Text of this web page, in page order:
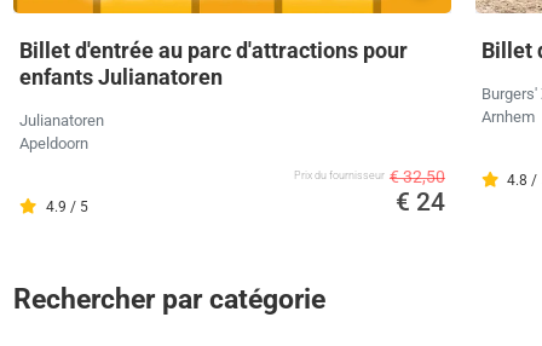
Billet d'entrée au parc d'attractions pour
enfants Julianatoren
Julianatoren
Apeldoorn
4.9 / 5
Prix ​​du fournisseur € 32,50
€ 24
Billet
Burgers'
Arnhem
4.8 /
Rechercher par catégorie